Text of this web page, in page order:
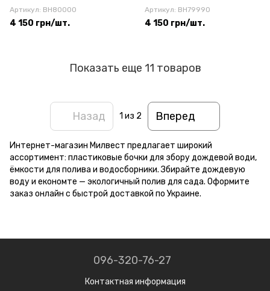
Артикул: BH80000
4 150 грн/шт.
Артикул: BH79990
4 150 грн/шт.
Показать еще 11 товаров
Назад 1 из 2 Вперед
Интернет-магазин Милвест предлагает широкий
ассортимент: пластиковые бочки для збору дождевой води,
ёмкости для полива и водосборники. Збирайте дождевую
воду и економте — экологичный полив для сада. Оформите
заказ онлайн с быстрой доставкой по Украине.
096-320-76-27
Контактная информация